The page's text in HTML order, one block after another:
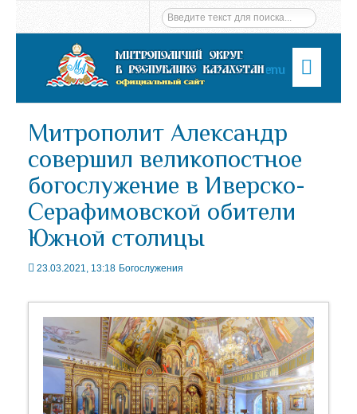
Menu
Митрополит Александр
совершил великопостное
богослужение в Иверско-
Серафимовской обители
Южной столицы
23.03.2021, 13:18 Богослужения